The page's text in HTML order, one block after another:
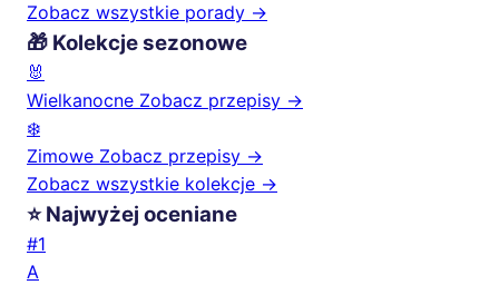
Zobacz wszystkie porady →
🎁 Kolekcje sezonowe
🐰
Wielkanocne Zobacz przepisy →
❄️
Zimowe Zobacz przepisy →
Zobacz wszystkie kolekcje →
⭐ Najwyżej oceniane
#1
A